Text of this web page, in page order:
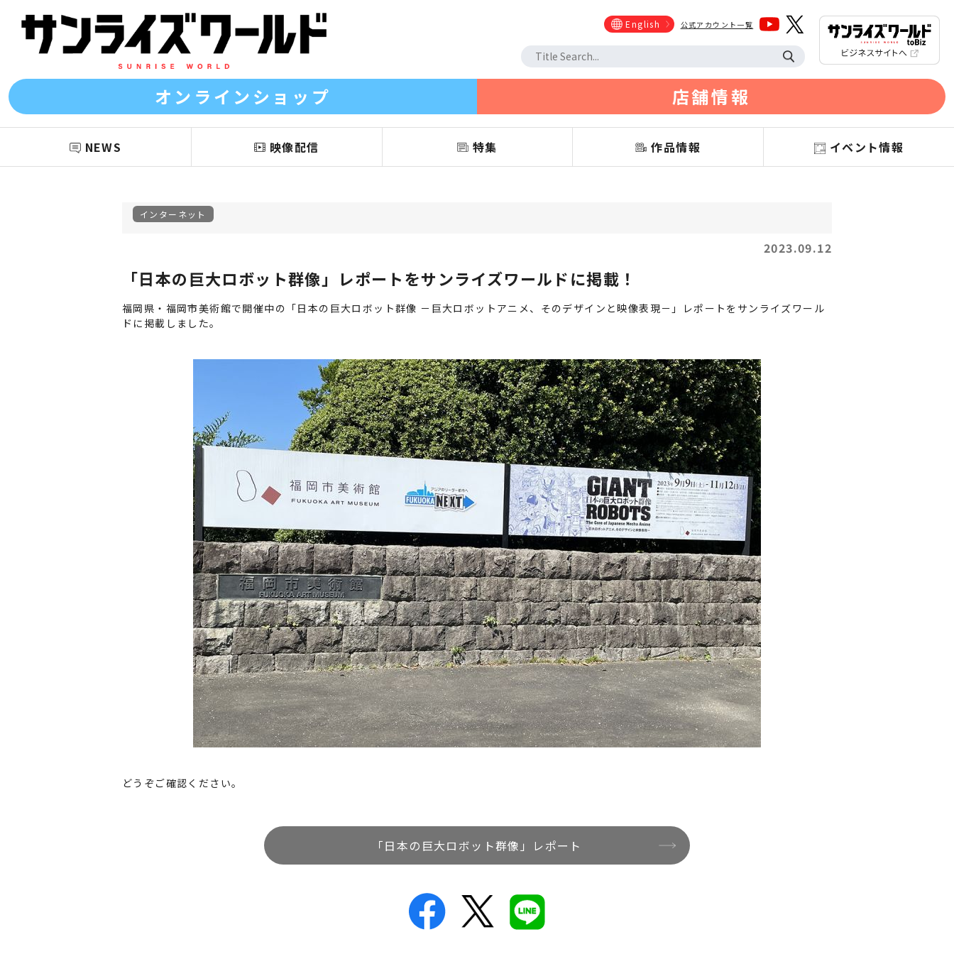
English 公式アカウント一覧
オンラインショップ 店舗情報
NEWS 映像配信 特集 作品情報 イベント情報
インターネット
2023.09.12
「日本の巨大ロボット群像」レポートをサンライズワールドに掲載！
福岡県・福岡市美術館で開催中の「日本の巨大ロボット群像 －巨大ロボットアニメ、そのデザインと映像表現－」レポートをサンライズワール
ドに掲載しました。
どうぞご確認ください。
「日本の巨大ロボット群像」レポート